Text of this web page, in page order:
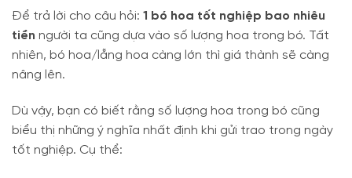
Để trả lời cho câu hỏi: 1 bó hoa tốt nghiệp bao nhiêu
tiền người ta cũng dựa vào số lượng hoa trong bó. Tất
nhiên, bó hoa/lẵng hoa càng lớn thì giá thành sẽ càng
nâng lên.
Dù vậy, bạn có biết rằng số lượng hoa trong bó cũng
biểu thị những ý nghĩa nhất định khi gửi trao trong ngày
tốt nghiệp. Cụ thể: